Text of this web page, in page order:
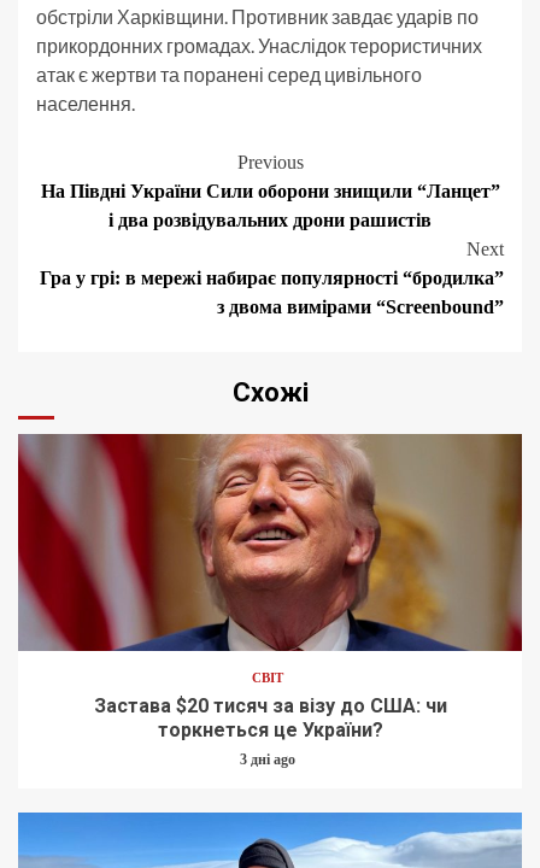
обстріли Харківщини. Противник завдає ударів по
прикордонних громадах. Унаслідок терористичних
атак є жертви та поранені серед цивільного
населення.
navigation
Previous
На Півдні України Сили оборони знищили “Ланцет”
і два розвідувальних дрони рашистів
Next
Гра у грі: в мережі набирає популярності “бродилка”
з двома вимірами “Screenbound”
Схожі
СВІТ
Застава $20 тисяч за візу до США: чи
торкнеться це України?
3 дні ago